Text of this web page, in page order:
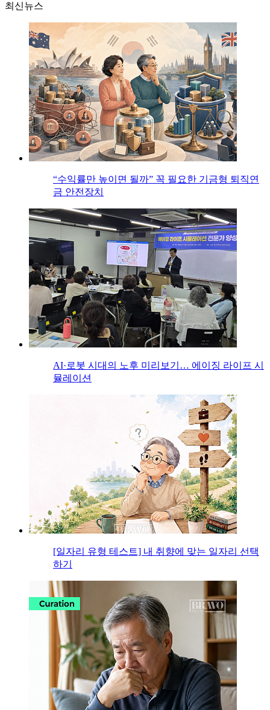
최신뉴스
“수익률만 높이면 될까” 꼭 필요한 기금형 퇴직연
금 안전장치
AI·로봇 시대의 노후 미리보기… 에이징 라이프 시
뮬레이션
[일자리 유형 테스트] 내 취향에 맞는 일자리 선택
하기